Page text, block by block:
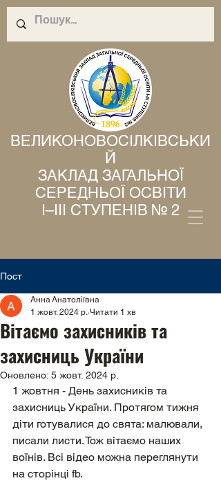
ВЕЛИКОНОВОСІЛКІВСЬКИ
Й
ЗАКЛАД ЗАГАЛЬНОЇ
СЕРЕДНЬОЇ ОСВІТИ
І–ІІІ СТУПЕНІВ № 2
Пост
Вітаємо захисників та
захисниць України
Анна Анатоліївна
1 жовт. 2024 р. Читати 1 хв
Оновлено: 5 жовт. 2024 р.
1 жовтня - День захисників та
захисниць України. Протягом тижня
діти готувалися до свята: малювали,
писали листи. Тож вітаємо наших
воїнів. Всі відео можна переглянути
на сторінці fb.